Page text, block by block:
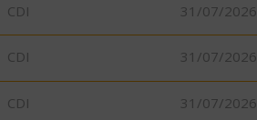
CDI 31/07/2026
CDI 31/07/2026
CDI 31/07/2026